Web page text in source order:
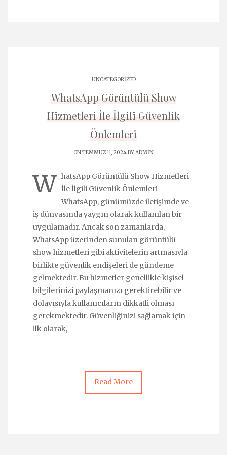
UNCATEGORIZED
WhatsApp Görüntülü Show
Hizmetleri İle İlgili Güvenlik
Önlemleri
ON TEMMUZ 11, 2024 BYADMIN
W hatsApp Görüntülü Show Hizmetleri
İle İlgili Güvenlik Önlemleri
WhatsApp, günümüzde iletişimde ve
iş dünyasında yaygın olarak kullanılan bir
uygulamadır. Ancak son zamanlarda,
WhatsApp üzerinden sunulan görüntülü
show hizmetleri gibi aktivitelerin artmasıyla
birlikte güvenlik endişeleri de gündeme
gelmektedir. Bu hizmetler genellikle kişisel
bilgilerinizi paylaşmanızı gerektirebilir ve
dolayısıyla kullanıcıların dikkatli olması
gerekmektedir. Güvenliğinizi sağlamak için
ilk olarak,
Read More